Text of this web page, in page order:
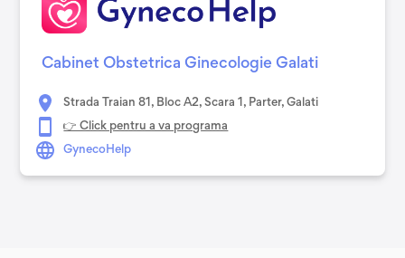
Cabinet Obstetrica Ginecologie Galati
Strada Traian 81, Bloc A2, Scara 1, Parter, Galati
👉 Click pentru a va programa
GynecoHelp